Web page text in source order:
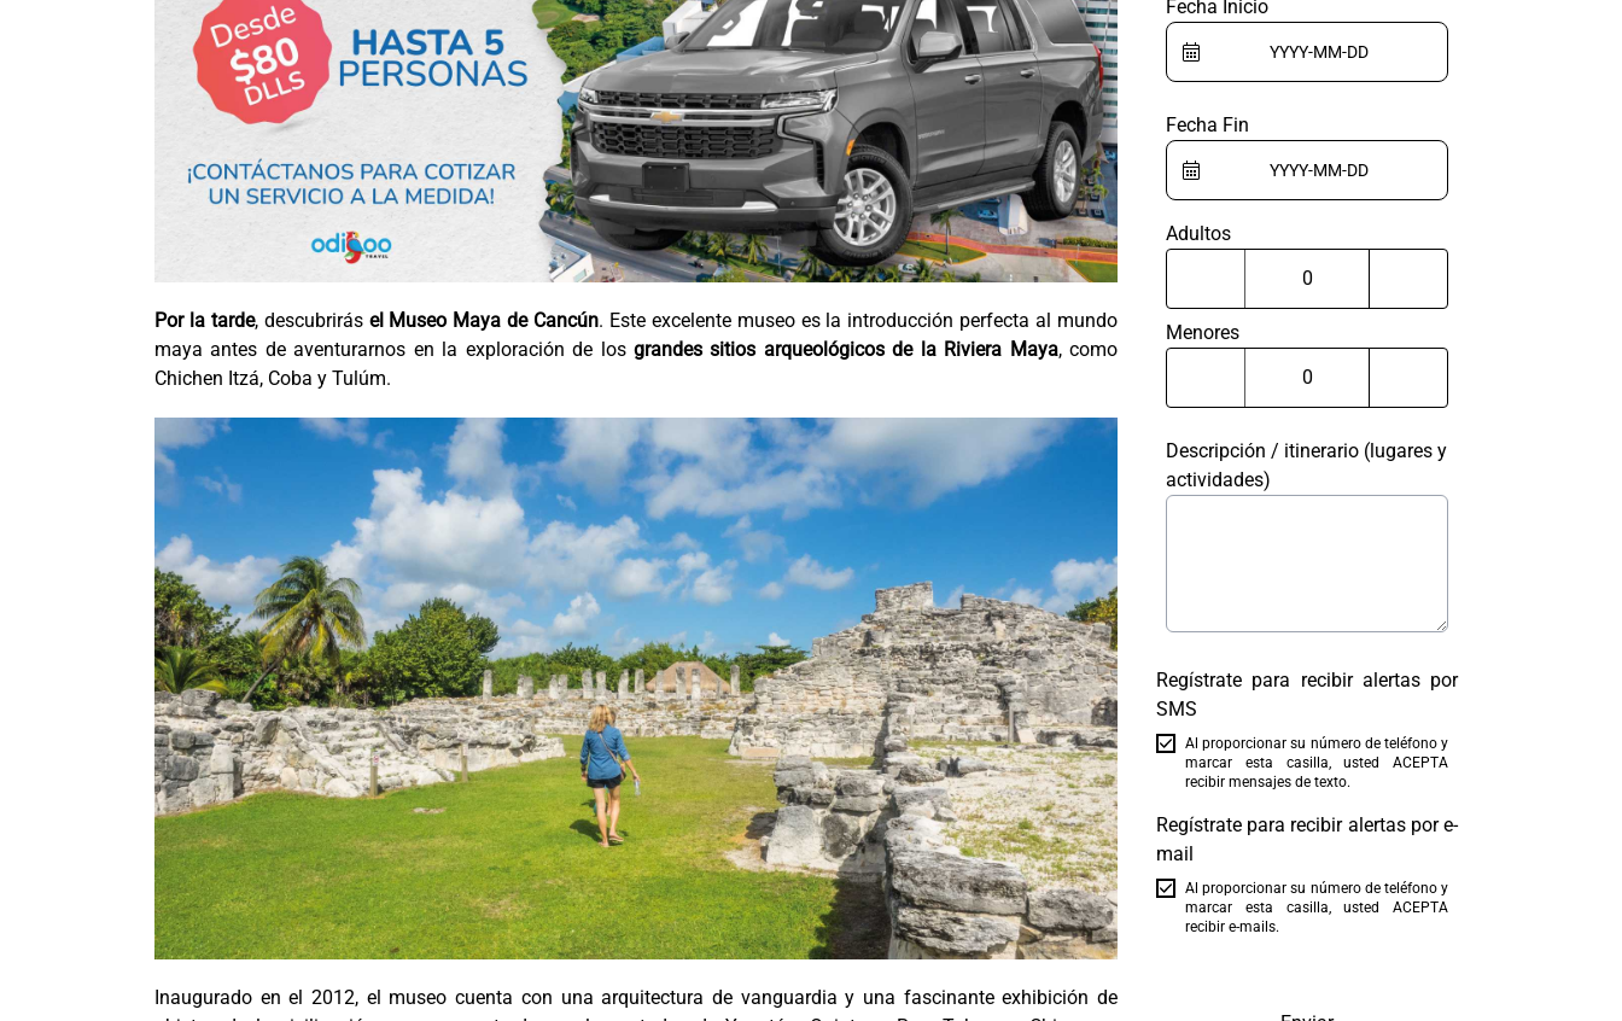
Por la tarde, descubrirás el Museo Maya de Cancún. Este excelente museo es la introducción perfecta al mundo
maya antes de aventurarnos en la exploración de los grandes sitios arqueológicos de la Riviera Maya, como
Chichen Itzá, Coba y Tulúm.
Inaugurado en el 2012, el museo cuenta con una arquitectura de vanguardia y una fascinante exhibición de
Fecha Inicio
Fecha Fin
Adultos
Menores
Descripción / itinerario (lugares y
actividades)
Regístrate para recibir alertas por
SMS
Al proporcionar su número de teléfono y
marcar esta casilla, usted ACEPTA
recibir mensajes de texto.
Regístrate para recibir alertas por e-
mail
Al proporcionar su número de teléfono y
marcar esta casilla, usted ACEPTA
recibir e-mails.